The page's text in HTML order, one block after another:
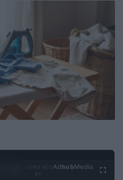
AdhubMedia